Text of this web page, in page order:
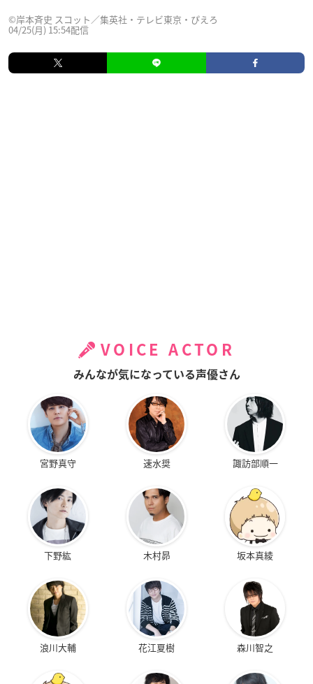
©岸本斉史 スコット／集英社・テレビ東京・ぴえろ
04/25(月) 15:54配信
VOICE ACTOR
みんなが気になっている声優さん
宮野真守 速水奨 諏訪部順一
下野紘 木村昴 坂本真綾
浪川大輔 花江夏樹 森川智之